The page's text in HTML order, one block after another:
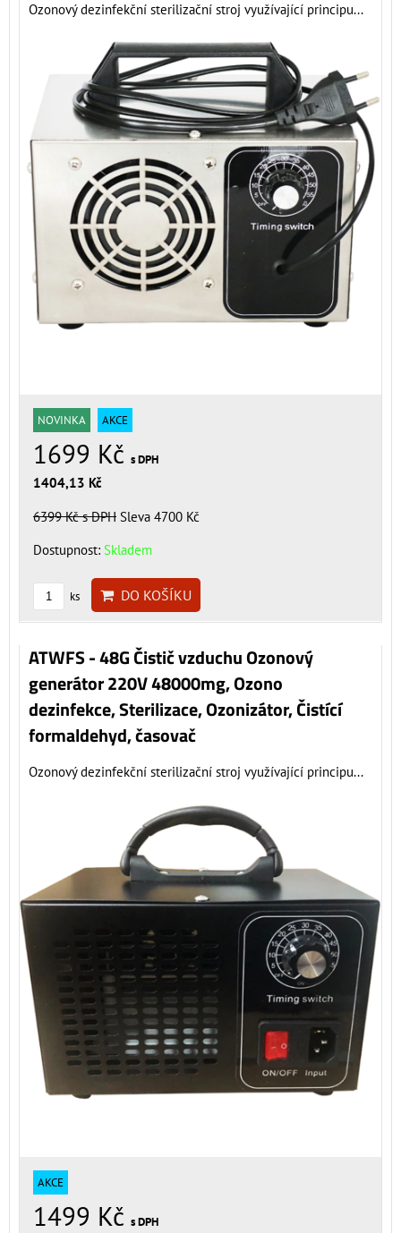
Ozonový dezinfekční sterilizační stroj využívající principu...
NOVINKA AKCE
1699 Kč s DPH
1404,13 Kč
6399 Kčs DPH Sleva 4700 Kč
Dostupnost: Skladem
ks DO KOŠÍKU
ATWFS - 48G Čistič vzduchu Ozonový
generátor 220V 48000mg, Ozono
dezinfekce, Sterilizace, Ozonizátor, Čistící
formaldehyd, časovač
Ozonový dezinfekční sterilizační stroj využívající principu...
AKCE
1499 Kč s DPH